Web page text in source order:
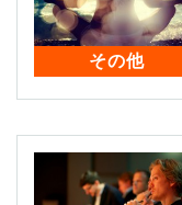
その他